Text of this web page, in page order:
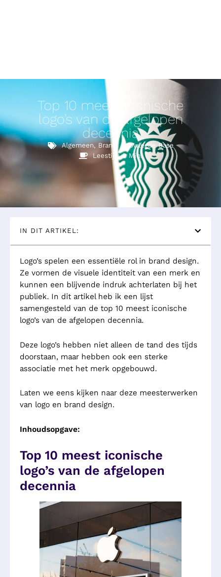
Top 10 meest iconische
logo’s van de afgelopen
decennia
Algemeen, Brand ,Knowlegde Base
Leestijd: 3 Min.
IN DIT ARTIKEL:
Logo’s spelen een essentiële rol in brand design.
Ze vormen de visuele identiteit van een merk en
kunnen een blijvende indruk achterlaten bij het
publiek. In dit artikel heb ik een lijst
samengesteld van de top 10 meest iconische
logo’s van de afgelopen decennia.
Deze logo’s hebben niet alleen de tand des tijds
doorstaan, maar hebben ook een sterke
associatie met het merk opgebouwd.
Laten we eens kijken naar deze meesterwerken
van logo en brand design.
Inhoudsopgave:
Top 10 meest iconische
logo’s van de afgelopen
decennia